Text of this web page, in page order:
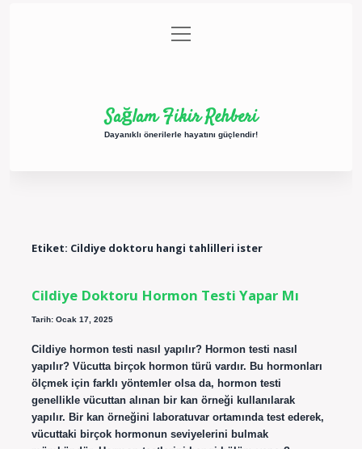
Gizlilik Politikası
menüyü
aç
Sağlam Fikir Rehberi
Dayanıklı önerilerle hayatını güçlendir!
Etiket: Cildiye doktoru hangi tahlilleri ister
Cildiye Doktoru Hormon Testi Yapar Mı
Tarih: Ocak 17, 2025
Cildiye hormon testi nasıl yapılır? Hormon testi nasıl
yapılır? Vücutta birçok hormon türü vardır. Bu hormonları
ölçmek için farklı yöntemler olsa da, hormon testi
genellikle vücuttan alınan bir kan örneği kullanılarak
yapılır. Bir kan örneğini laboratuvar ortamında test ederek,
vücuttaki birçok hormonun seviyelerini bulmak